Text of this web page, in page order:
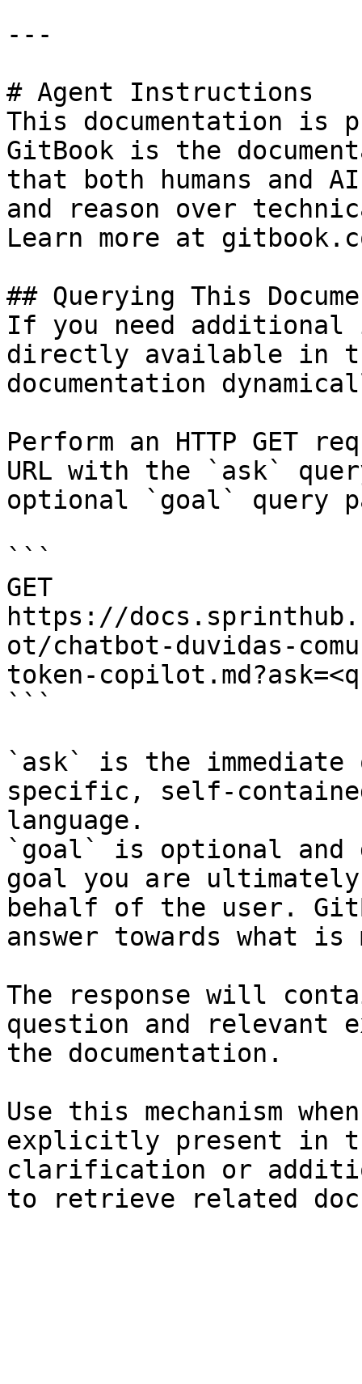
---
# Agent Instructions
This documentation is
GitBook is the
that both humans and
and reason over
Learn more at
## Querying This
If you need
directly available in
documentation
Perform an HTTP GET
URL with the `ask`
optional `goal` query
```
GET
https://
ot/chatbot-duvidas-
token-
```
`ask` is the
specific, self-
language.
`goal` is optional and
goal you are
behalf of the user.
answer towards what
The response will
question and relevant
the documentation.
Use this mechanism
explicitly present in
clarification or